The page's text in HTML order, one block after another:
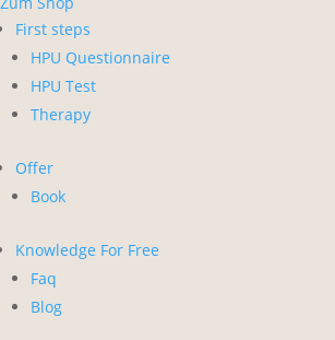
First steps
HPU Questionnaire
HPU Test
Therapy
Offer
Book
Knowledge For Free
Faq
Blog